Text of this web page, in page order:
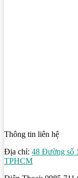
Thông tin liên hệ
Địa chỉ: 48 Đường số
TPHCM